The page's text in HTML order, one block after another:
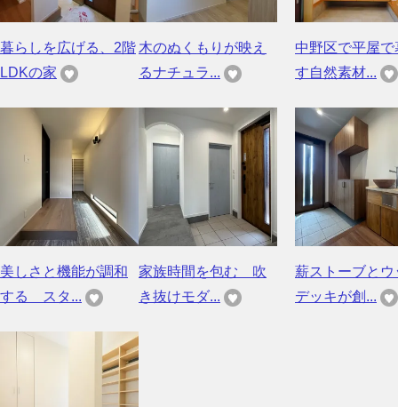
暮らしを広げる、2階
LDKの家
木のぬくもりが映え
るナチュラ...
中野区で平屋で
す自然素材...
美しさと機能が調和
する スタ...
家族時間を包む 吹
き抜けモダ...
薪ストーブとウ
デッキが創...